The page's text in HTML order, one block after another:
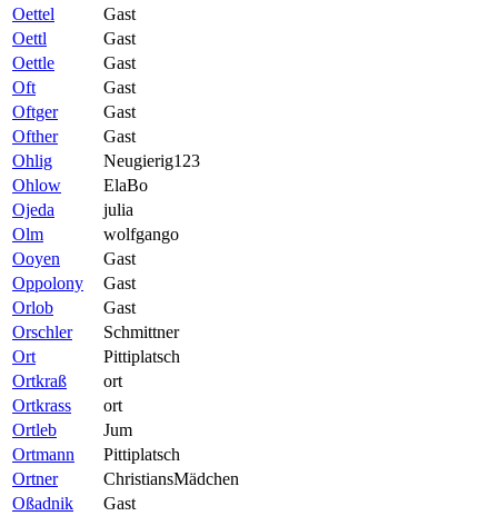
Oettel
Gast
Oettl
Gast
Oettle
Gast
Oft
Gast
Oftger
Gast
Ofther
Gast
Ohlig
Neugierig123
Ohlow
ElaBo
Ojeda
julia
Olm
wolfgango
Ooyen
Gast
Oppolony
Gast
Orlob
Gast
Orschler
Schmittner
Ort
Pittiplatsch
Ortkraß
ort
Ortkrass
ort
Ortleb
Jum
Ortmann
Pittiplatsch
Ortner
ChristiansMädchen
Oßadnik
Gast